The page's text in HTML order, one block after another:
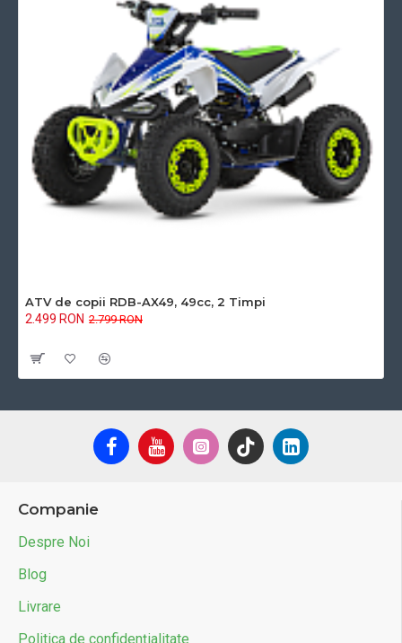
Lanț
Automată
ATV de copii RDB-AX49, 49cc, 2 Timpi
2.499 RON 2.799 RON
Companie
Despre Noi
Blog
Livrare
Politica de confidențialitate